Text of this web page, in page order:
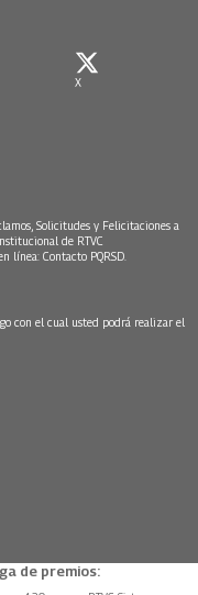
X
Solicitudes y Felicitaciones a
de RTVC
línea: Contacto PQRSD.
con el cual usted podrá realizar el
de premios: